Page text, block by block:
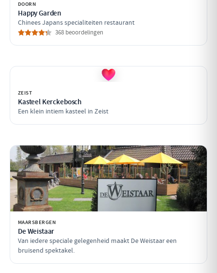
DOORN
Happy Garden
Chinees Japans specialiteiten restaurant
368 beoordelingen
ZEIST
Kasteel Kerckebosch
Een klein intiem kasteel in Zeist
MAARSBERGEN
De Weistaar
Van iedere speciale gelegenheid maakt De Weistaar een
bruisend spektakel.